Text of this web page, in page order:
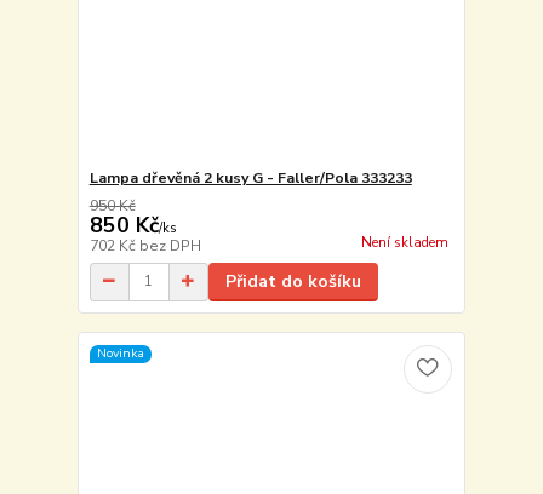
Lampa dřevěná 2 kusy G - Faller/Pola 333233
950 Kč
850 Kč/ks
702 Kč bez DPH Není skladem
Přidat do košíku
Novinka